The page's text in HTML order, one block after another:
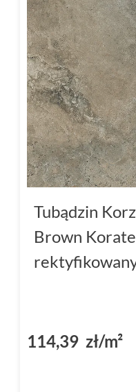
Tubądzin
Brown
114,39 zł/m²